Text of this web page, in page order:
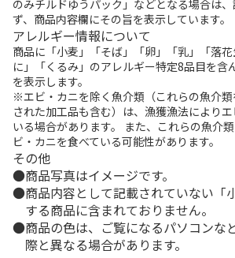
のみチルドゆうパック」などとなる場合は
ず、商品内容欄にその旨を表示しています。
アレルギー情報について
商品に「小麦」「そば」「卵」「乳」「落
に」「くるみ」のアレルギー特定8品目を含
を表示します。
※エビ・カニを除く魚介類（これらの魚介
された加工品も含む）は、漁獲漁法により
いる場合があります。 また、これらの魚介
ビ・カニを食べている可能性があります。
その他
商品写真はイメージです。
商品内容として記載されていない「
する商品に含まれておりません。
商品の色は、ご覧になるパソコンな
際と異なる場合があります。